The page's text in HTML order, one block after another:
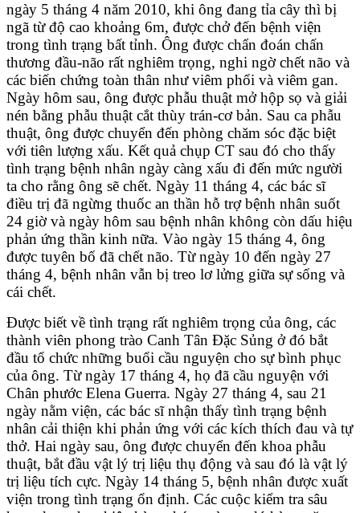
ngày 5 tháng 4 năm 2010, khi ông đang tỉa cây thì bị
ngã từ độ cao khoảng 6m, được chở đến bệnh viện
trong tình trạng bất tỉnh. Ông được chẩn đoán chấn
thương đầu-não rất nghiêm trọng, nghi ngờ chết não và
các biến chứng toàn thân như viêm phổi và viêm gan.
Ngày hôm sau, ông được phẫu thuật mở hộp sọ và giải
nén bằng phẫu thuật cắt thùy trán-cơ bản. Sau ca phẫu
thuật, ông được chuyển đến phòng chăm sóc đặc biệt
với tiên lượng xấu. Kết quả chụp CT sau đó cho thấy
tình trạng bệnh nhân ngày càng xấu đi đến mức người
ta cho rằng ông sẽ chết. Ngày 11 tháng 4, các bác sĩ
điều trị đã ngừng thuốc an thần hỗ trợ bệnh nhân suốt
24 giờ và ngày hôm sau bệnh nhân không còn dấu hiệu
phản ứng thần kinh nữa. Vào ngày 15 tháng 4, ông
được tuyên bố đã chết não. Từ ngày 10 đến ngày 27
tháng 4, bệnh nhân vẫn bị treo lơ lửng giữa sự sống và
cái chết.
Được biết về tình trạng rất nghiêm trọng của ông, các
thành viên phong trào Canh Tân Đặc Sủng ở đó bắt
đầu tổ chức những buổi cầu nguyện cho sự bình phục
của ông. Từ ngày 17 tháng 4, họ đã cầu nguyện với
Chân phước Elena Guerra. Ngày 27 tháng 4, sau 21
ngày nằm viện, các bác sĩ nhận thấy tình trạng bệnh
nhân cải thiện khi phản ứng với các kích thích đau và tự
thở. Hai ngày sau, ông được chuyển đến khoa phẫu
thuật, bắt đầu vật lý trị liệu thụ động và sau đó là vật lý
trị liệu tích cực. Ngày 14 tháng 5, bệnh nhân được xuất
viện trong tình trạng ổn định. Các cuộc kiểm tra sâu